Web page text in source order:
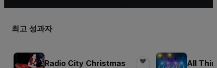
최고 성과자
Radio City Christmas
All